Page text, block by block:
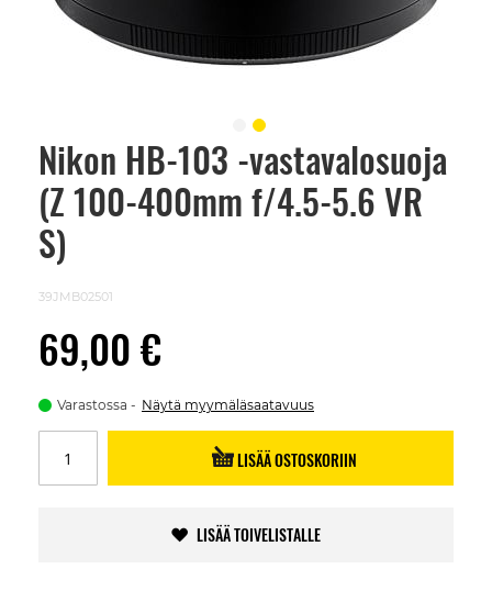
Nikon HB-103 -vastavalosuoja
(Z 100-400mm f/4.5-5.6 VR
S)
39JMB02501
69,00 €
Varastossa Näytä myymäläsaatavuus
LISÄÄ OSTOSKORIIN
LISÄÄ TOIVELISTALLE
Skip
beginning
images